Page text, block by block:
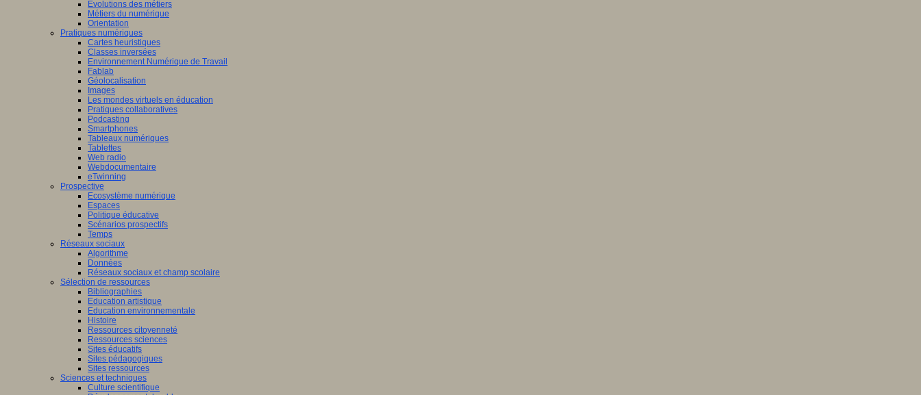
Evolutions des métiers
Métiers du numérique
Orientation
Pratiques numériques
Cartes heuristiques
Classes inversées
Environnement Numérique de Travail
Fablab
Géolocalisation
Images
Les mondes virtuels en éducation
Pratiques collaboratives
Podcasting
Smartphones
Tableaux numériques
Tablettes
Web radio
Webdocumentaire
eTwinning
Prospective
Ecosystème numérique
Espaces
Politique éducative
Scénarios prospectifs
Temps
Réseaux sociaux
Algorithme
Données
Réseaux sociaux et champ scolaire
Sélection de ressources
Bibliographies
Education artistique
Education environnementale
Histoire
Ressources citoyenneté
Ressources sciences
Sites éducatifs
Sites pédagogiques
Sites ressources
Sciences et techniques
Culture scientifique